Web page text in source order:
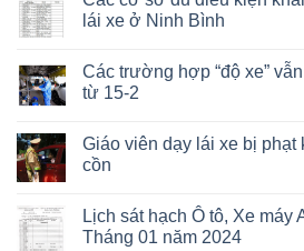
lái xe ở Ninh Bình
Các trường hợp “độ xe”
từ 15-2
Giáo viên dạy lái xe bị phạt
cồn
Lịch sát hạch Ô tô, Xe máy
Tháng 01 năm 2024